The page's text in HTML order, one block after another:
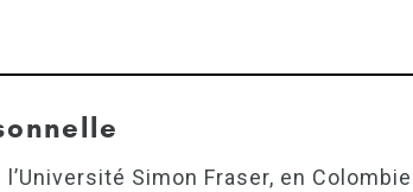
Simon Fraser, en